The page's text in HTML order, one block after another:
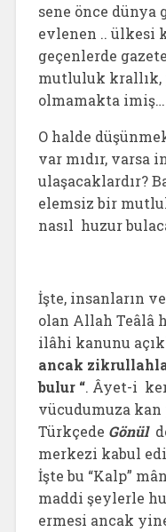
sene önce dünya
evlenen .. ülkesi
geçenlerde
mutluluk krallık,
olmamakta imiş…
O halde
var mıdır, varsa
ulaşacaklardır?
elemsiz bir
nasıl huzur
İşte, insanların
olan Allah Teâlâ
ilâhi kanunu
ancak
bulur “. Âyet-i
vücudumuza
Türkçede Gönül
merkezi kabul
İşte bu “Kalp”
maddi şeylerle
ermesi ancak